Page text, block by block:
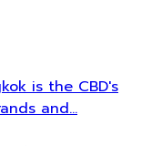
is the CBD's
and…